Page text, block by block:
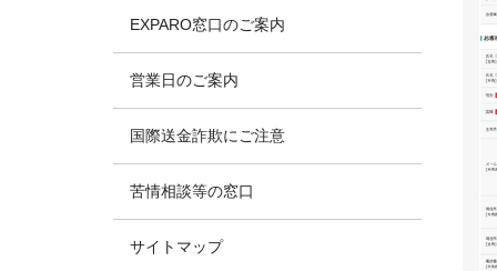
EXPARO窓口のご案内
営業日のご案内
国際送金詐欺にご注意
苦情相談等の窓口
サイトマップ